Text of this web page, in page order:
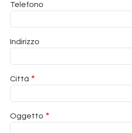
Telefono
Indirizzo
Città
Oggetto